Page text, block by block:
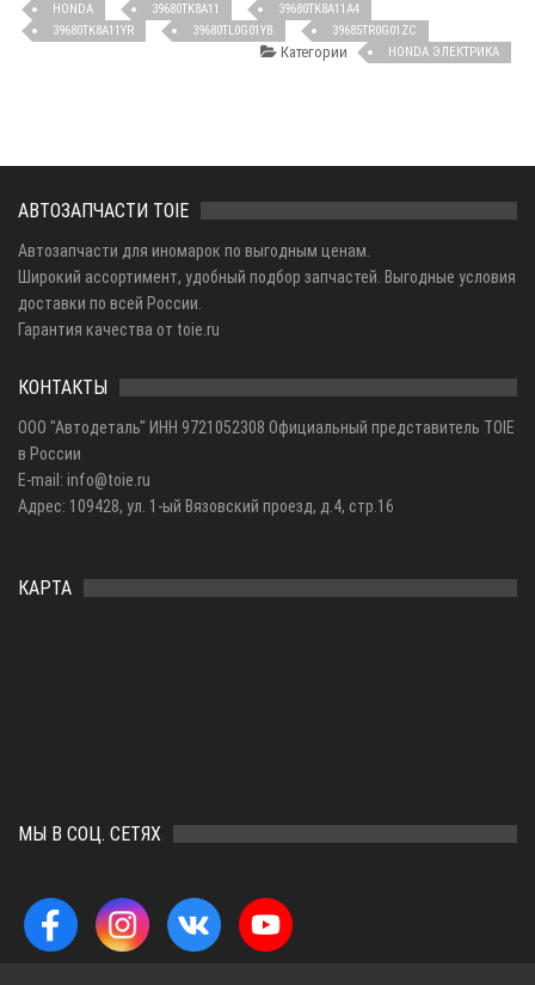
HONDA
39680TK8A11
39680TK8A11A4
39680TK8A11YR
39680TL0G01YB 39685TR0G01ZC
Категории HONDA ЭЛЕКТРИКА
АВТОЗАПЧАСТИ TOIE
Автозапчасти для иномарок по выгодным ценам.
Широкий ассортимент, удобный подбор запчастей. Выгодные условия
доставки по всей России.
Гарантия качества от toie.ru
КОНТАКТЫ
ООО "Автодеталь" ИНН 9721052308 Официальный представитель TOIE
в России
E-mail: info@toie.ru
Адрес: 109428, ул. 1-ый Вязовский проезд, д.4, стр.16
КАРТА
МЫ В СОЦ. СЕТЯХ